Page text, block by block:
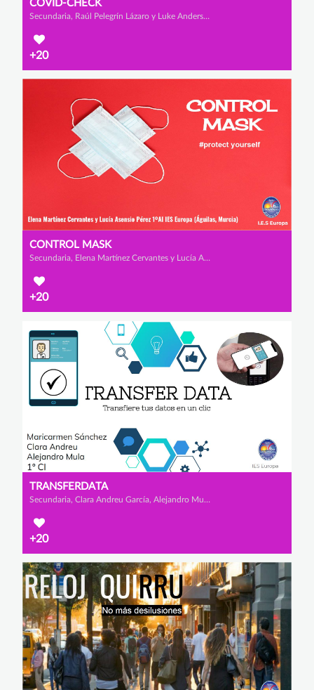
COVID-CHECK
Secundaria, Raúl Pelegrín Lázaro y Luke Anderson
+20
CONTROL MASK
Secundaria, Elena Martínez Cervantes y Lucía Asensio Pérez
+20
TRANSFERDATA
Secundaria, Clara Andreu García, Alejandro Mula López y Mª Carmen Sánchez Escarabajal
+20